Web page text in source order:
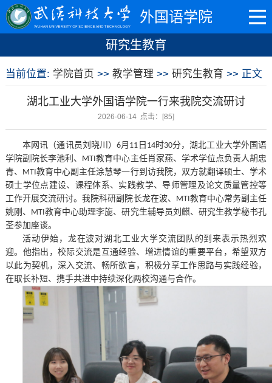
外国语学院
研究生教育
当前位置: 学院首页 >> 教学管理 >> 研究生教育 >> 正文
湖北工业大学外国语学院一行来我院交流研讨
2026-06-14 点击：[85]
本网讯（通讯员刘晓川）6月 11 日 14时30分，湖北工业大学外国语
学院副院长李池利 、 MTI教育中心主任肖家燕、 学术学位 点负责人胡忠
青、 MTI教育中心副主任涂慧琴一行到访我院，双方就翻译硕士、学术
硕士学位点建设、课程体系、实践教学、导师管理及论文质量管控等
工作开展交流研讨。我院科研副院长龙在波、 MTI教育中心常务副主任
姚刚 、 MTI教育中心助理李旎、研究生辅导员刘 麒、 研究生教学秘书孔
荃参加座谈。
活动伊始，龙在波对湖北工业大学交流团队的到来表示热烈欢
迎。他指出，校际交流是互通经验、增进情谊的重要平台，希望双方
以此为契机，深入交流、畅所欲言，积极分享工作思路与实践经验，
在取长补短、携手共进中持续深化两校沟通与合作。